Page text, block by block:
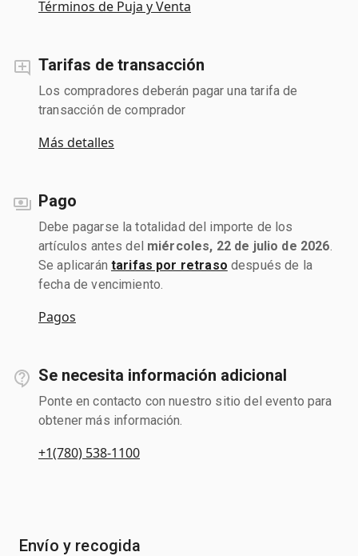
Términos de Puja y Venta
Tarifas de transacción
Los compradores deberán pagar una tarifa de
transacción de comprador
Más detalles
Pago
Debe pagarse la totalidad del importe de los
artículos antes del miércoles, 22 de julio de 2026
Se aplicarán tarifas por retraso después de la
fecha de vencimiento.
Pagos
Se necesita información adicional
Ponte en contacto con nuestro sitio del evento para
obtener más información.
+1(780) 538-1100
Envío y recogida